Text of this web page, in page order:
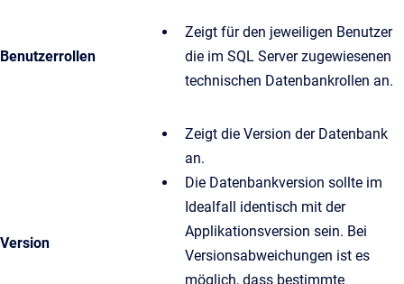
Benutzerrollen
Zeigt für den jeweiligen Benutzer
die im SQL Server zugewiesenen
technischen Datenbankrollen an.
Version
Zeigt die Version der Datenbank
an.
Die Datenbankversion sollte im
Idealfall identisch mit der
Applikationsversion sein. Bei
Versionsabweichungen ist es
möglich, dass bestimmte